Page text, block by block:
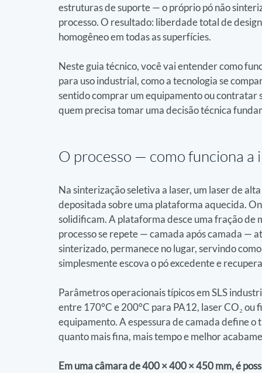
estruturas de suporte — o próprio pó não
processo. O resultado: liberdade total de
homogêneo em todas as superfícies.
Neste guia técnico, você vai entender como
para uso industrial, como a tecnologia se
sentido comprar um equipamento ou contratar
quem precisa tomar uma decisão técnica
O processo — como funciona a
Na sinterização seletiva a laser, um laser de
depositada sobre uma plataforma aquecida.
solidificam. A plataforma desce uma fração de
processo se repete — camada após camada —
sinterizado, permanece no lugar, servindo
simplesmente escova o pó excedente e
Parâmetros operacionais típicos em SLS
entre 170°C e 200°C para PA12, laser CO₂
equipamento. A espessura de camada define
quanto mais fina, mais tempo e melhor
Em uma câmara de 400 × 400 × 450 mm, é